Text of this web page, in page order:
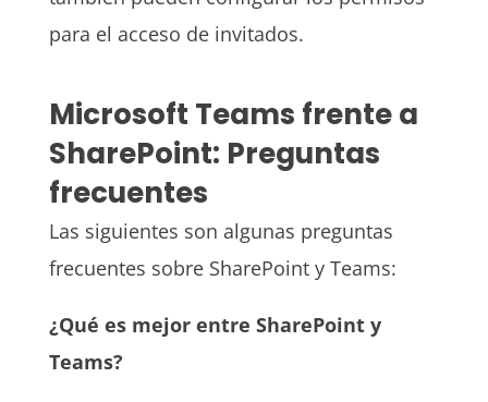
para el acceso de invitados.
Microsoft Teams frente a
SharePoint: Preguntas
frecuentes
Las siguientes son algunas preguntas
frecuentes sobre SharePoint y Teams:
¿Qué es mejor entre SharePoint y
Teams?